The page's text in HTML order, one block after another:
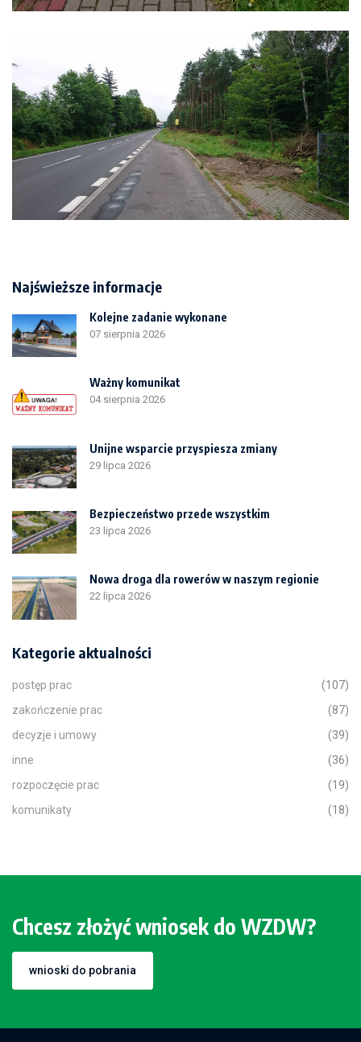
Najświeższe informacje
Kolejne zadanie wykonane
07 sierpnia 2026
Ważny komunikat
04 sierpnia 2026
Unijne wsparcie przyspiesza zmiany
29 lipca 2026
Bezpieczeństwo przede wszystkim
23 lipca 2026
Nowa droga dla rowerów w naszym regionie
22 lipca 2026
Kategorie aktualności
postęp prac
(107)
zakończenie prac
(87)
decyzje i umowy
(39)
inne
(36)
rozpoczęcie prac
(19)
komunikaty
(18)
Chcesz złożyć wniosek do WZDW?
wnioski do pobrania